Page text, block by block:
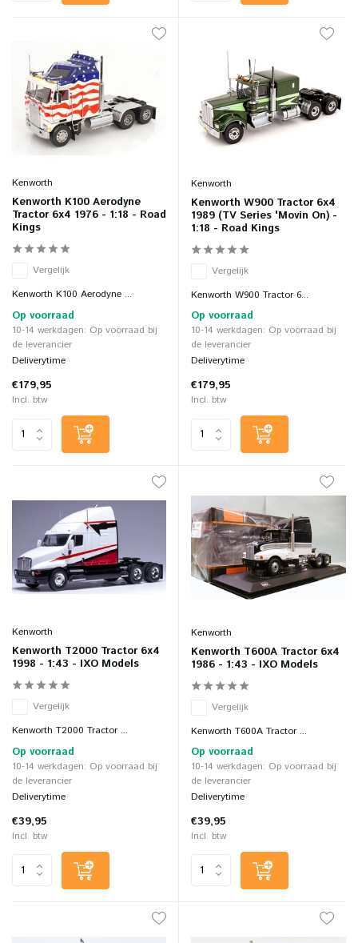
Kenworth
Kenworth K100 Aerodyne
Tractor 6x4 1976 - 1:18 - Road
Kings
Vergelijk
Kenworth K100 Aerodyne ...
Op voorraad
10-14 werkdagen: Op voorraad bij
de leverancier
Deliverytime
€179,95
Incl. btw
Kenworth
Kenworth W900 Tractor 6x4
1989 (TV Series 'Movin On) -
1:18 - Road Kings
Vergelijk
Kenworth W900 Tractor 6...
Op voorraad
10-14 werkdagen: Op voorraad bij
de leverancier
Deliverytime
€179,95
Incl. btw
Kenworth
Kenworth T2000 Tractor 6x4
1998 - 1:43 - IXO Models
Vergelijk
Kenworth T2000 Tractor ...
Op voorraad
10-14 werkdagen: Op voorraad bij
de leverancier
Deliverytime
€39,95
Incl. btw
Kenworth
Kenworth T600A Tractor 6x4
1986 - 1:43 - IXO Models
Vergelijk
Kenworth T600A Tractor ...
Op voorraad
10-14 werkdagen: Op voorraad bij
de leverancier
Deliverytime
€39,95
Incl. btw